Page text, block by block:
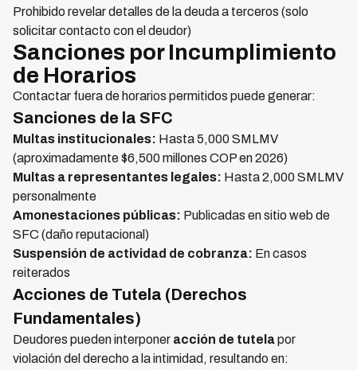
Prohibido revelar detalles de la deuda a terceros (solo
solicitar contacto con el deudor)
Sanciones por Incumplimiento
de Horarios
Contactar fuera de horarios permitidos puede generar:
Sanciones de la SFC
Multas institucionales: Hasta 5,000 SMLMV
(aproximadamente $6,500 millones COP en 2026)
Multas a representantes legales: Hasta 2,000 SMLMV
personalmente
Amonestaciones públicas: Publicadas en sitio web de
SFC (daño reputacional)
Suspensión de actividad de cobranza: En casos
reiterados
Acciones de Tutela (Derechos
Fundamentales)
Deudores pueden interponer acción de tutelapor
violación del derecho a la intimidad, resultando en: